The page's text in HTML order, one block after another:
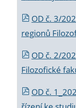
OD č. 3/
regionů
OD č. 2/
Filozofické
OD č.